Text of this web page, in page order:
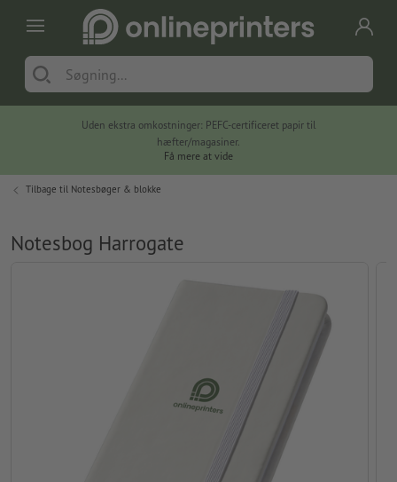
Uden ekstra omkostninger: PEFC-certificeret papir til
hæfter/magasiner.
Få mere at vide
Tilbage til Notesbøger & blokke
Notesbog Harrogate